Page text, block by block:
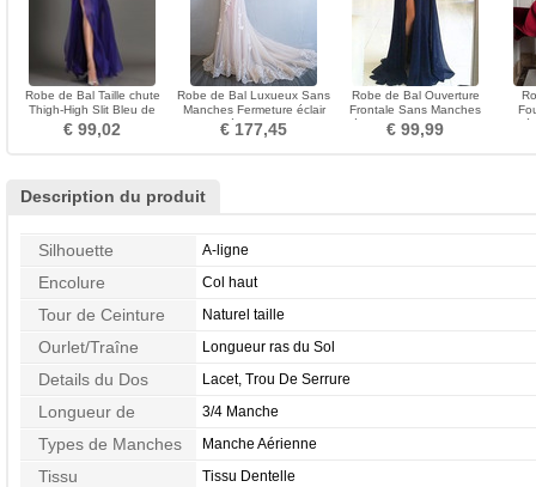
Robe de Bal Taille chute
Thigh-High Slit Bleu de
minuit Dramatique
€ 99,02
Robe de Bal Luxueux Sans
Manches Fermeture éclair
Orné de Rosette
€ 177,45
Robe de Bal Ouverture
Frontale Sans Manches
Elégant Longue Col ras du
Cou
€ 99,99
Description du produit
Silhouette A-ligne
Encolure Col haut
Tour de Ceinture Naturel taille
Ourlet/Traîne Longueur ras du Sol
Details du Dos Lacet, Trou De Serrure
Longueur de
Manches
3/4 Manche
Types de Manches Manche Aérienne
Tissu Tissu Dentelle